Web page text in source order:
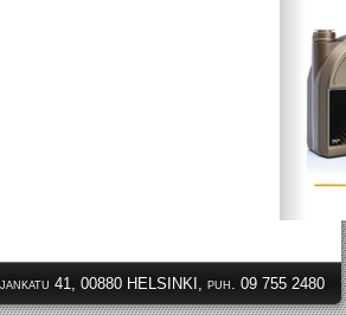
41, 00880 HELSINKI, puh. 09 755 2480